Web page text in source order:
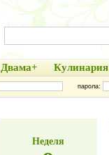
Двама+ Кулинария
парола:
Неделя